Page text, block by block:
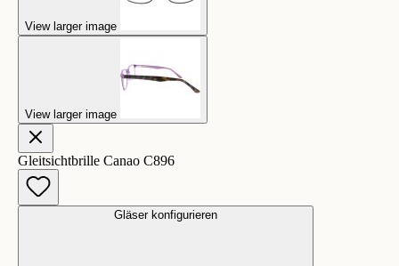
View larger image
View larger image
Gleitsichtbrille Canao C896
Gläser konfigurieren